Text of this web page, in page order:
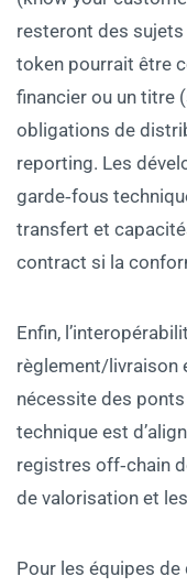
resteront des
token pourrait être
financier ou un titre
obligations de
reporting. Les
garde‑fous
transfert et
contract si la
Enfin,
règlement/livraison
nécessite des
technique est
registres off‑chain
de valorisation et
Pour les équipes